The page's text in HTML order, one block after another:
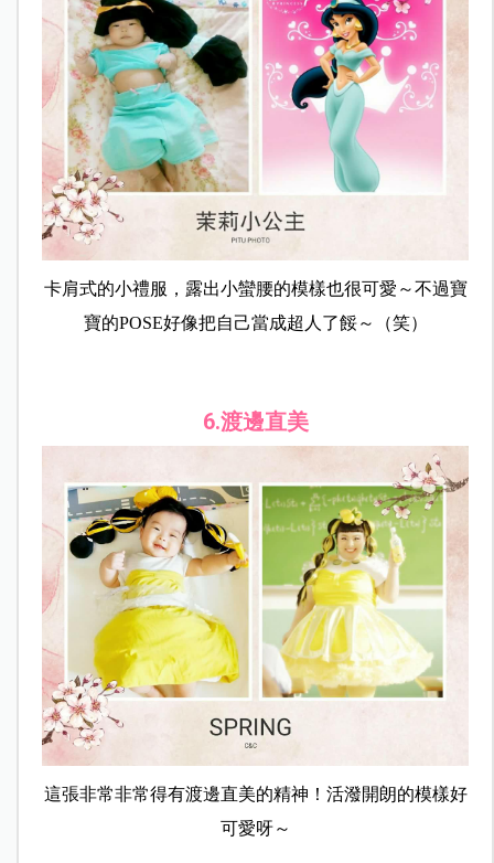
卡肩式的小禮服，露出小蠻腰的模樣也很可愛～不過寶
寶的POSE好像把自己當成超人了餒～（笑）
6.渡邊直美
這張非常非常得有渡邊直美的精神！活潑開朗的模樣好
可愛呀～